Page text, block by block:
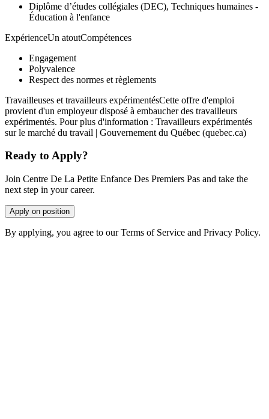
Diplôme d’études collégiales (DEC), Techniques humaines -
Éducation à l'enfance
ExpérienceUn atoutCompétences
Engagement
Polyvalence
Respect des normes et règlements
Travailleuses et travailleurs expérimentésCette offre d'emploi
provient d'un employeur disposé à embaucher des travailleurs
expérimentés. Pour plus d'information : Travailleurs expérimentés
sur le marché du travail | Gouvernement du Québec (quebec.ca)
Ready to Apply?
Join Centre De La Petite Enfance Des Premiers Pas and take the
next step in your career.
Apply on position
By applying, you agree to our Terms of Service and Privacy Policy.